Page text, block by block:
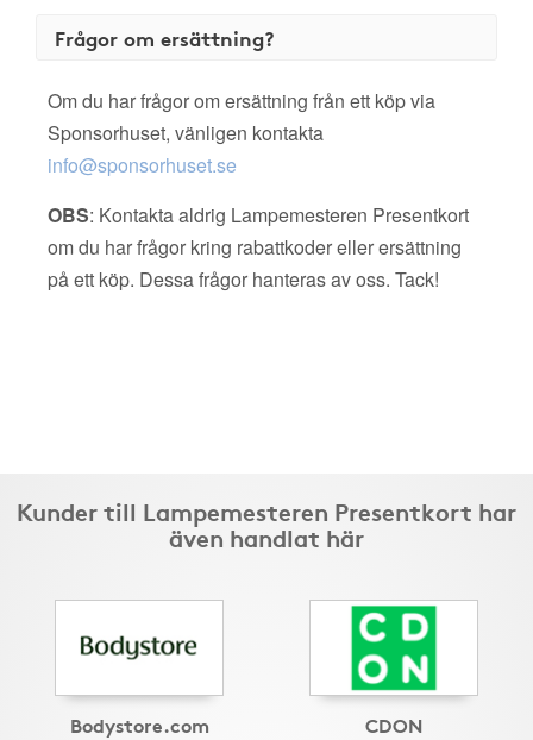
Frågor om ersättning?
Om du har frågor om ersättning från ett köp via
Sponsorhuset, vänligen kontakta
info@sponsorhuset.se
OBS: Kontakta aldrig Lampemesteren Presentkort
om du har frågor kring rabattkoder eller ersättning
på ett köp. Dessa frågor hanteras av oss. Tack!
Kunder till Lampemesteren Presentkort har
även handlat här
Bodystore.com CDON